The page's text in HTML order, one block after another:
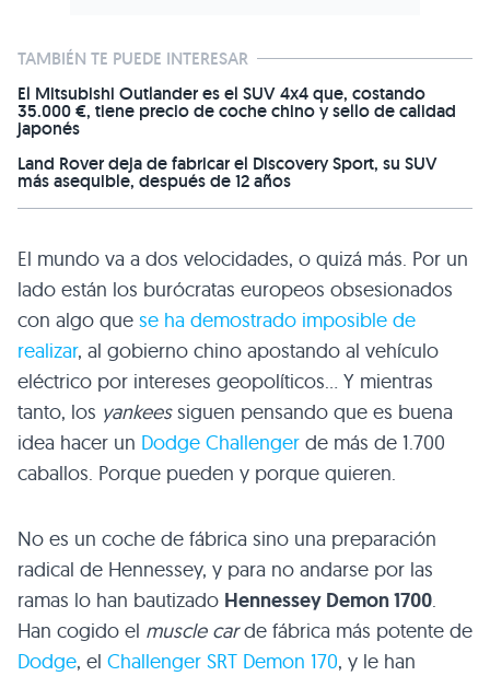
TAMBIÉN TE PUEDE INTERESAR
El Mitsubishi Outlander es el SUV 4x4 que, costando
35.000 €, tiene precio de coche chino y sello de calidad
japonés
Land Rover deja de fabricar el Discovery Sport, su SUV
más asequible, después de 12 años
El mundo va a dos velocidades, o quizá más. Por un
lado están los burócratas europeos obsesionados
con algo que se ha demostrado imposible de
realizar, al gobierno chino apostando al vehículo
eléctrico por intereses geopolíticos… Y mientras
tanto, los yankeessiguen pensando que es buena
idea hacer un Dodge Challenger de más de 1.700
caballos. Porque pueden y porque quieren.
No es un coche de fábrica sino una preparación
radical de Hennessey, y para no andarse por las
ramas lo han bautizado Hennessey Demon 1700.
Han cogido el muscle carde fábrica más potente de
Dodge, el Challenger SRT Demon 170, y le han